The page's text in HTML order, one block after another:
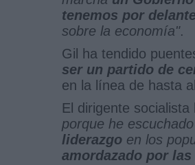
tenemos por
sobre la economía".
Gil ha tendido
ser un partido de
en la línea de hasta
El dirigente
porque he
liderazgo en los
amordazado por